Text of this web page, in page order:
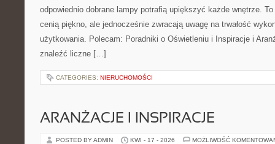
odpowiednio dobrane lampy potrafią upiększyć każde wnętrze.
cenią piękno, ale jednocześnie zwracają uwagę na trwałość
użytkowania. Polecam: Poradniki o Oświetleniu i Inspiracje i
znaleźć liczne […]
CATEGORIES: NIERUCHOMOŚCI
ARANŻACJE I INSPIRACJE
POSTED BY ADMIN KWI - 17 - 2026 MOŻLIWOŚĆ